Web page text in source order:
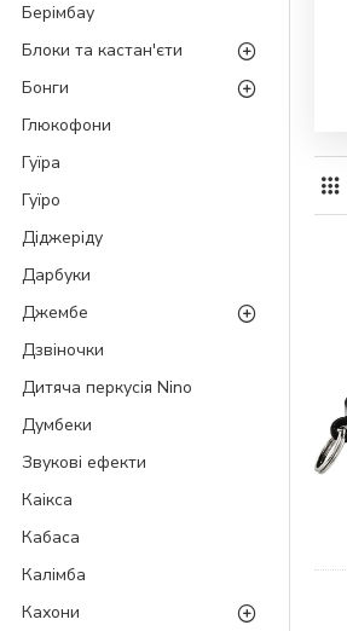
Берімбау
Блоки та кастан'єти
Бонги
Глюкофони
Гуїра
Гуїро
Діджеріду
Дарбуки
Джембе
Дзвіночки
Дитяча перкусія Nino
Думбеки
Звукові ефекти
Каікса
Кабаса
Калімба
Кахони